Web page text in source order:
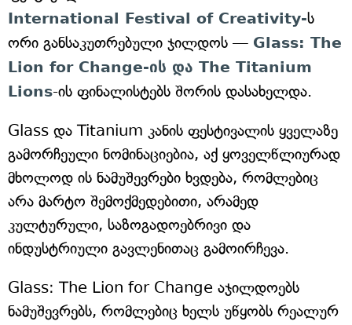
International Festival of Creativity-ს
ორი განსაკუთრებული ჯილდოს — Glass: The
Lion for Change-ის და The Titanium
Lions-ის ფინალისტებს შორის დასახელდა.
Glass და Titanium კანის ფესტივალის ყველაზე
გამორჩეული ნომინაციებია, აქ ყოველწლიურად
მხოლოდ ის ნამუშევრები ხვდება, რომლებიც
არა მარტო შემოქმედებითი, არამედ
კულტურული, საზოგადოებრივი და
ინდუსტრიული გავლენითაც გამოირჩევა.
Glass: The Lion for Change აჯილდოებს
ნამუშევრებს, რომლებიც ხელს უწყობს რეალურ